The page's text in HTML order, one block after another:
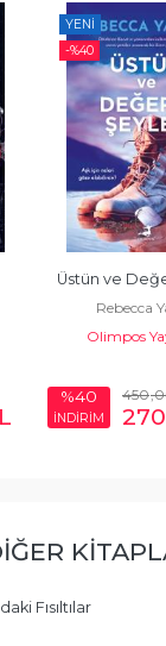
YENI
-%40
Üstün ve
Rebecca
Olimpos
%40
İNDİRİM
450
270
Fısıltılar